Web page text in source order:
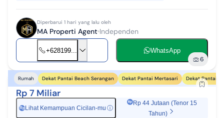
Diperbarui 1 hari yang lalu oleh
MA Properti Agent Independen
+628199... WhatsApp
6
Rumah Dekat Pantai Beach Serangan Dekat Pantai Mertasari Dekat Pantai
Rp 7 Miliar
Rp Lihat Kemampuan Cicilan-mu ⓘ
Rp 44 Jutaan (Tenor 15
Tahun)